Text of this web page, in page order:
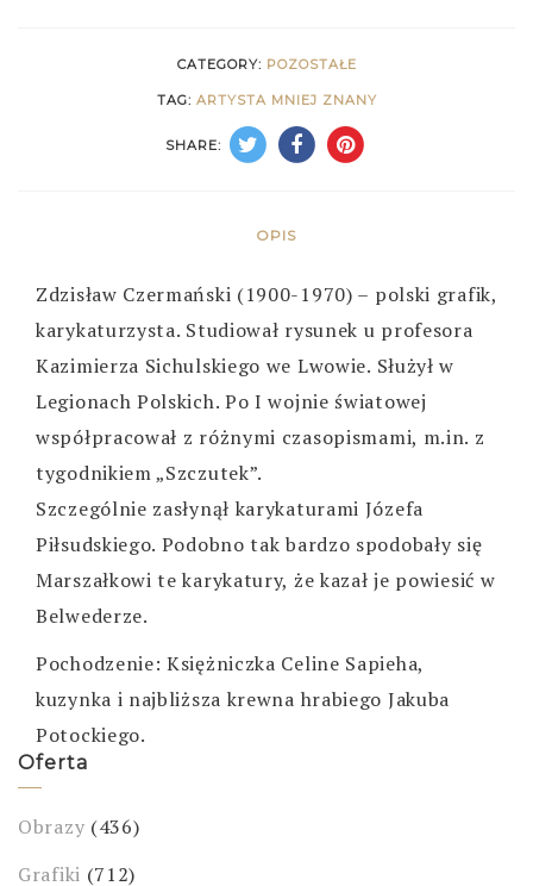
CATEGORY: POZOSTAŁE
TAG: ARTYSTA MNIEJ ZNANY
SHARE:
OPIS
Zdzisław Czermański (1900-1970) – polski grafik,
karykaturzysta. Studiował rysunek u profesora
Kazimierza Sichulskiego we Lwowie. Służył w
Legionach Polskich. Po I wojnie światowej
współpracował z różnymi czasopismami, m.in. z
tygodnikiem „Szczutek”.
Szczególnie zasłynął karykaturami Józefa
Piłsudskiego. Podobno tak bardzo spodobały się
Marszałkowi te karykatury, że kazał je powiesić w
Belwederze.
Pochodzenie: Księżniczka Celine Sapieha,
kuzynka i najbliższa krewna hrabiego Jakuba
Potockiego.
Oferta
Obrazy (436)
Grafiki (712)